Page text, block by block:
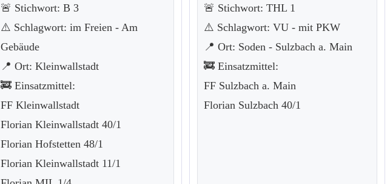
🚨 Stichwort: B 3
⚠️ Schlagwort: im Freien - Am
Gebäude
📍 Ort: Kleinwallstadt
🚒 Einsatzmittel:
FF Kleinwallstadt
Florian Kleinwallstadt 40/1
Florian Hofstetten 48/1
Florian Kleinwallstadt 11/1
🚨 Stichwort: THL 1
⚠️ Schlagwort: VU - mit PKW
📍 Ort: Soden - Sulzbach a. Main
🚒 Einsatzmittel:
FF Sulzbach a. Main
Florian Sulzbach 40/1